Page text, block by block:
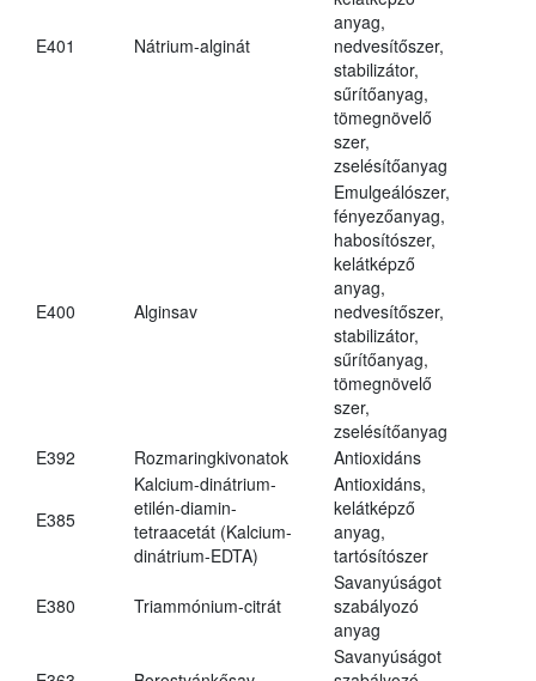
E401 Nátrium-alginát
anyag,
nedvesítőszer,
stabilizátor,
sűrítőanyag,
tömegnövelő
szer,
zselésítőanyag
E400 Alginsav
Emulgeálószer,
fényezőanyag,
habosítószer,
kelátképző
anyag,
nedvesítőszer,
stabilizátor,
sűrítőanyag,
tömegnövelő
szer,
zselésítőanyag
E392
Rozmaringkivonatok Antioxidáns
E385
Kalcium-dinátrium-
etilén-diamin-
tetraacetát (Kalcium-
dinátrium-EDTA)
Antioxidáns,
kelátképző
anyag,
tartósítószer
E380 Triammónium-citrát
Savanyúságot
szabályozó
anyag
Savanyúságot